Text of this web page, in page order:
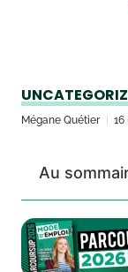
Mégane Quétier 16
Au